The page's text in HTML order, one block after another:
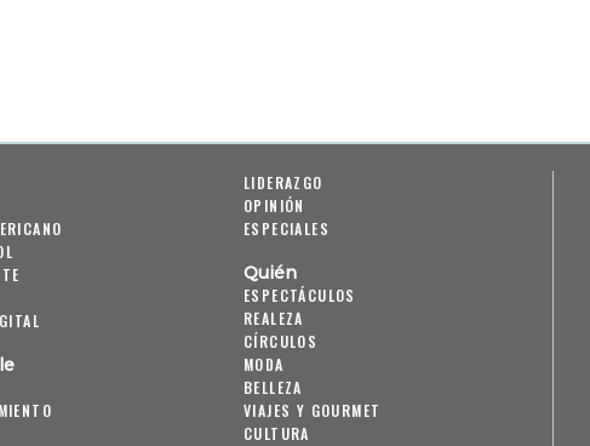
LIDERAZGO
OPINIÓN
ESPECIALES
Quién
ESPECTÁCULOS
REALEZA
CÍRCULOS
MODA
BELLEZA
VIAJES Y GOURMET
CULTURA